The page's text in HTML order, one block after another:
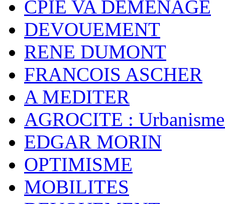
CPIE VA DEMENAGE
DEVOUEMENT
RENE DUMONT
FRANCOIS ASCHER
A MEDITER
AGROCITE :
EDGAR MORIN
OPTIMISME
MOBILITES